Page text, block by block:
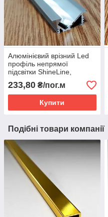
Алюмінієвий врізний Led
профіль непрямої
підсвітки ShineLine,
233,80 ₴/пог.м
Купити
Подібні товари компанії